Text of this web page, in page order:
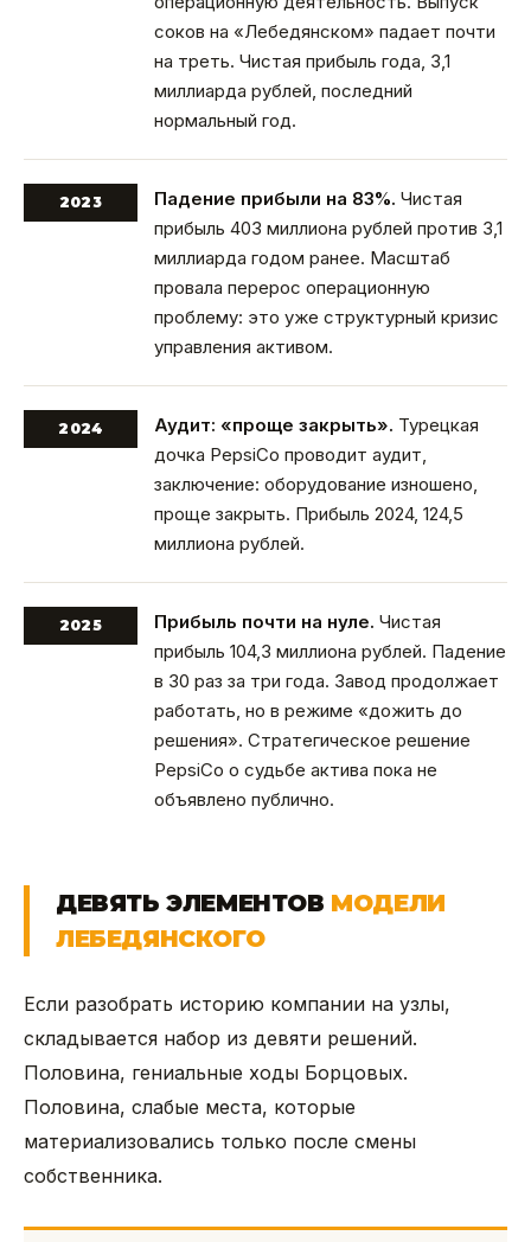
соков на «Лебедянском» падает почти
на треть. Чистая прибыль года, 3,1
миллиарда рублей, последний
нормальный год.
2023 Падение прибыли на 83%. Чистая
прибыль 403 миллиона рублей против 3,1
миллиарда годом ранее. Масштаб
провала перерос операционную
проблему: это уже структурный кризис
управления активом.
2024 Аудит: «проще закрыть». Турецкая
дочка PepsiCo проводит аудит,
заключение: оборудование изношено,
проще закрыть. Прибыль 2024, 124,5
миллиона рублей.
2025 Прибыль почти на нуле. Чистая
прибыль 104,3 миллиона рублей. Падение
в 30 раз за три года. Завод продолжает
работать, но в режиме «дожить до
решения». Стратегическое решение
PepsiCo о судьбе актива пока не
объявлено публично.
ДЕВЯТЬ ЭЛЕМЕНТОВ МОДЕЛИ
ЛЕБЕДЯНСКОГО
Если разобрать историю компании на узлы,
складывается набор из девяти решений.
Половина, гениальные ходы Борцовых.
Половина, слабые места, которые
материализовались только после смены
собственника.